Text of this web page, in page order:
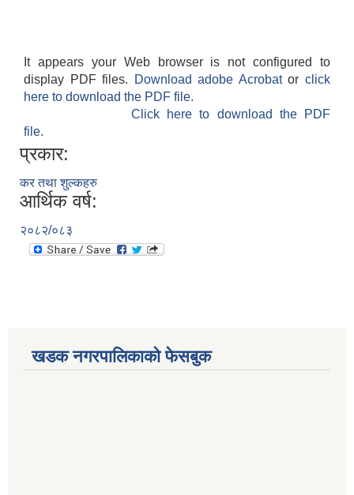
It appears your Web browser is not configured to
display PDF files.
Download adobe Acrobatorclick
here to download the PDF file.
Click here to download the PDF
file.
प्रकार:
कर तथा शुल्कहरु
आर्थिक वर्ष:
२०८२/०८३
खडक नगरपालिकाको फेसबुक